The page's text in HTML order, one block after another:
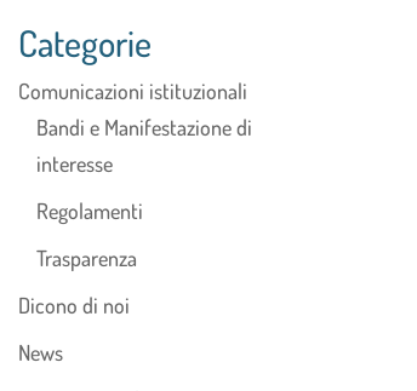
Categorie
Comunicazioni istituzionali
Bandi e Manifestazione di
interesse
Regolamenti
Trasparenza
Dicono di noi
News